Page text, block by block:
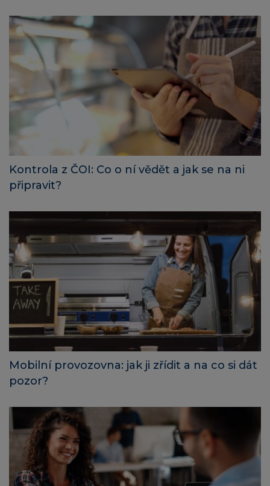
Kontrola z ČOI: Co o ní vědět a jak se na ni
připravit?
Mobilní provozovna: jak ji zřídit a na co si dát
pozor?